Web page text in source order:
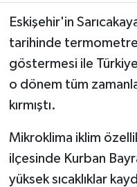
Eskişehir'in
tarihinde
göstermesi ile
o dönem tüm
kırmıştı.
Mikroklima iklim
ilçesinde Kurban
yüksek sıcaklıklar